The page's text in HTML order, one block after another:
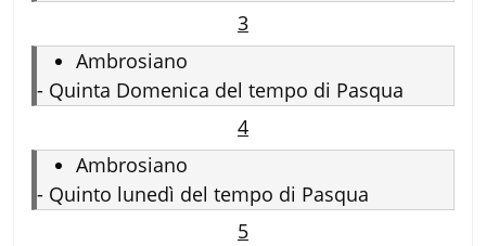
3
Ambrosiano
- Quinta Domenica del tempo di Pasqua
4
Ambrosiano
- Quinto lunedì del tempo di Pasqua
5